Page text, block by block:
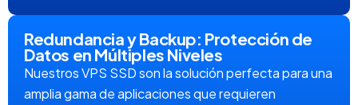
Redundancia y Backup: Protección de
Datos en Múltiples Niveles
Nuestros VPS SSD son la solución perfecta para una
amplia gama de aplicaciones que requieren